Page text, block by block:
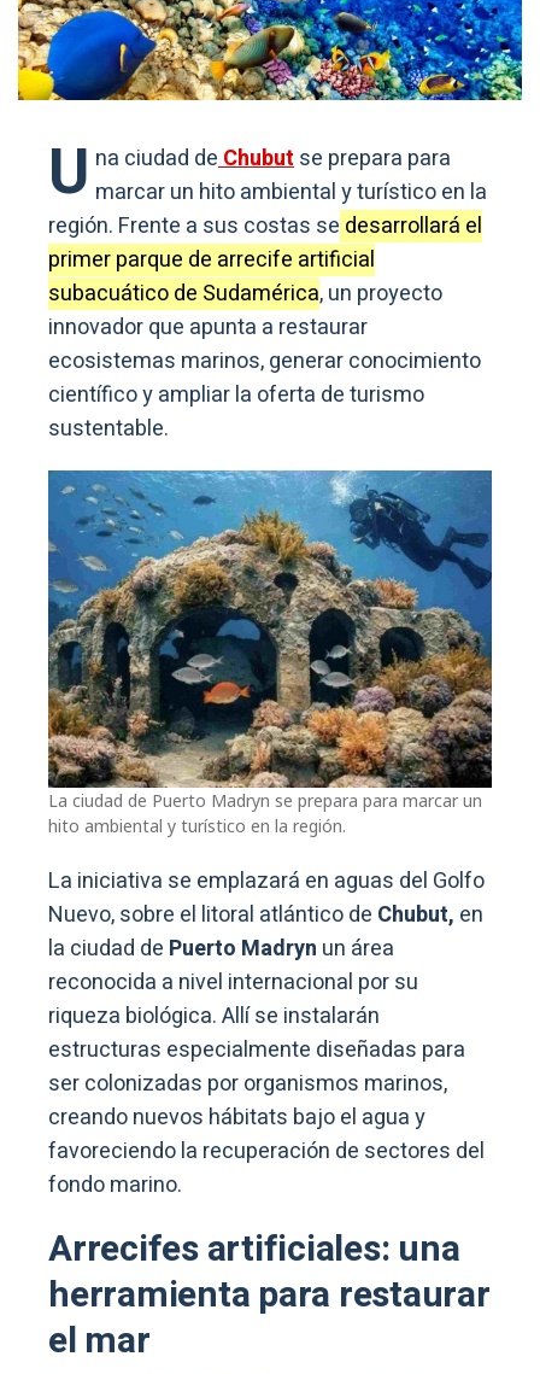
U na ciudad deChubutse prepara para
marcar un hito ambiental y turístico en la
región. Frente a sus costas se desarrollará el
primer parque de arrecife artificial
subacuático de Sudamérica, un proyecto
innovador que apunta a restaurar
ecosistemas marinos, generar conocimiento
científico y ampliar la oferta de turismo
sustentable.
La ciudad de Puerto Madryn se prepara para marcar un
hito ambiental y turístico en la región.
La iniciativa se emplazará en aguas del Golfo
Nuevo, sobre el litoral atlántico de Chubut, en
la ciudad de Puerto Madryn un área
reconocida a nivel internacional por su
riqueza biológica. Allí se instalarán
estructuras especialmente diseñadas para
ser colonizadas por organismos marinos,
creando nuevos hábitats bajo el agua y
favoreciendo la recuperación de sectores del
fondo marino.
Arrecifes artificiales: una
herramienta para restaurar
el mar